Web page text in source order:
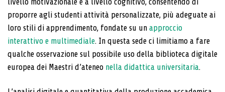
proporre agli studenti attività personalizzate, più adeguate ai
loro stili di apprendimento, fondate su un approccio
interattivo e multimediale. In questa sede ci limitiamo a fare
qualche osservazione sul pos­sibile uso della biblioteca digitale
europea dei Maestri d’ateneo nella didattica universitaria.